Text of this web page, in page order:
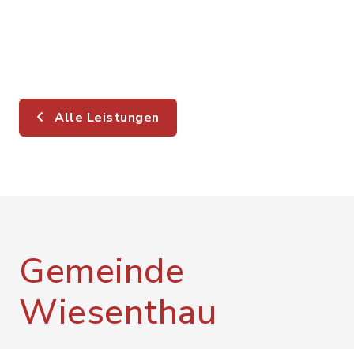
Alle Leistungen
Gemeinde
Wiesenthau